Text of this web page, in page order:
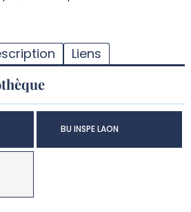
Liens
BU INSPE LAON